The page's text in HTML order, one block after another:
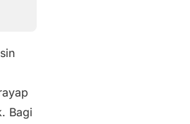
Bagi